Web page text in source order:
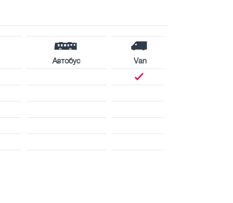
Автобус
Van